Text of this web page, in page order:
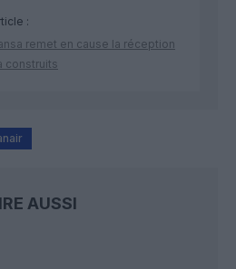
:
remet en cause la réception
construits
AUSSI